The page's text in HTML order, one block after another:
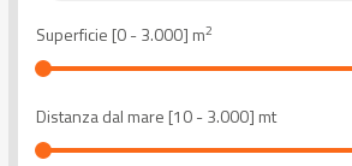
Superficie [0-3.000] m2
Distanza dal mare [10-3.000] mt